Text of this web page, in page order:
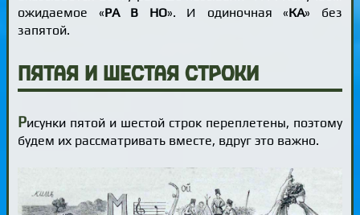
ожидаемое «РА В НО». И одиночная «КА» без
запятой.
Пятая и шестая строки
Рисунки пятой и шестой строк переплетены, поэтому
будем их рассматривать вместе, вдруг это важно.